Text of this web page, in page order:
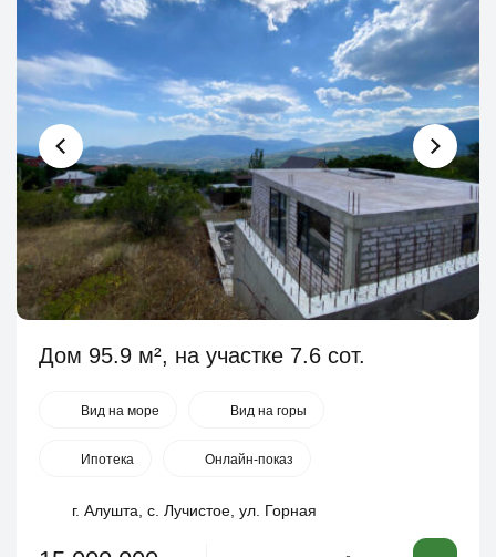
Дом 95.9 м², на участке 7.6 сот.
Вид на море Вид на горы
Ипотека Онлайн-показ
г. Алушта, с. Лучистое, ул. Горная